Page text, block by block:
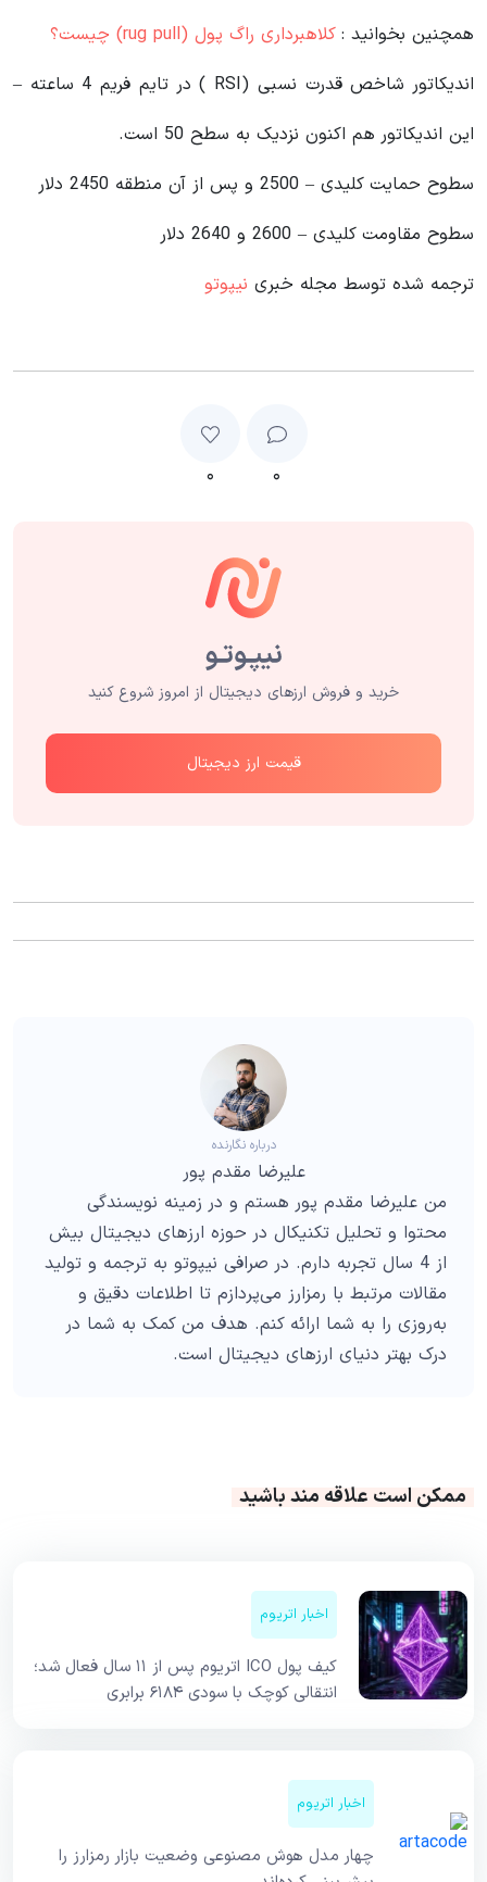
همچنین بخوانید : کلاهبرداری راگ پول (rug pull) چیست؟
اندیکاتور شاخص قدرت نسبی (RSI ) در تایم فریم 4 ساعته –
این اندیکاتور هم اکنون نزدیک به سطح 50 است.
سطوح حمایت کلیدی – 2500 و پس از آن منطقه 2450 دلار
سطوح مقاومت کلیدی – 2600 و 2640 دلار
ترجمه شده توسط مجله خبری نیپوتو
۰ ۰
خرید و فروش ارزهای دیجیتال از امروز شروع کنید
قیمت ارز دیجیتال
درباره نگارنده
علیرضا مقدم پور
من علیرضا مقدم پور هستم و در زمینه نویسندگی
محتوا و تحلیل تکنیکال در حوزه ارزهای دیجیتال بیش
از 4 سال تجربه دارم. در صرافی نیپوتو به ترجمه و تولید
مقالات مرتبط با رمزارز می‌پردازم تا اطلاعات دقیق و
به‌روزی را به شما ارائه کنم. هدف من کمک به شما در
درک بهتر دنیای ارزهای دیجیتال است.
ممکن است علاقه مند باشید
اخبار اتریوم
کیف پول ICO اتریوم پس از ۱۱ سال فعال شد؛
انتقالی کوچک با سودی ۶۱۸۴ برابری
اخبار اتریوم
چهار مدل هوش مصنوعی وضعیت بازار رمزارز را